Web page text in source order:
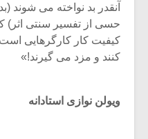
آنقدر بد نواخته می شوند
حسی از تفسیر سنتی اثر)
کیفیت کار کارگرهایی
کنند و مزد می گیرند!»
ویولن نوازی استادانه
اگر نمی
مشهورترین
بدنام ترین